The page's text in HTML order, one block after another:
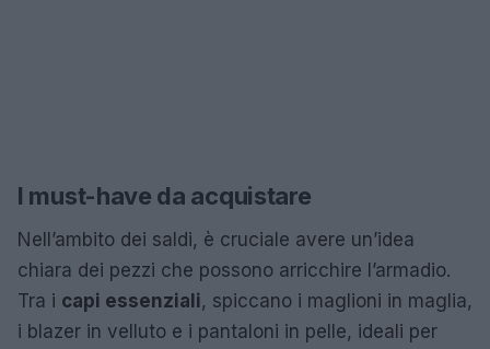
I must-have da acquistare
Nell’ambito dei saldi, è cruciale avere un’idea
chiara dei pezzi che possono arricchire l’armadio.
Tra i capi essenziali, spiccano i maglioni in maglia,
i blazer in velluto e i pantaloni in pelle, ideali per